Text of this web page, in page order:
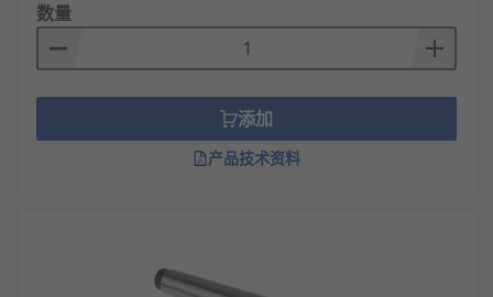
数量
添加
产品技术资料